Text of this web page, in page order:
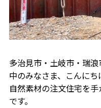
多治見市・土岐市・瑞
中のみなさま、こんにち
自然素材の注文住宅を
です。